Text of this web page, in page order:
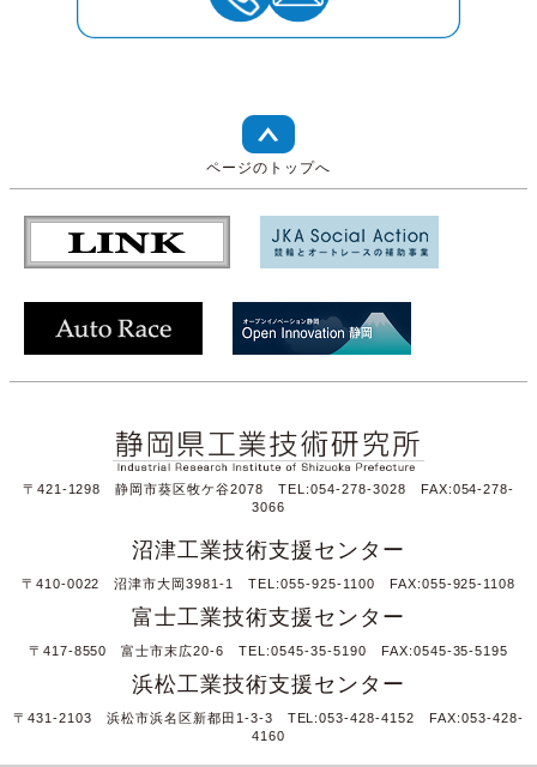
ページのトップへ
〒421-1298 静岡市葵区牧ケ谷2078 TEL:054-278-3028 FAX:054-278-
3066
沼津工業技術支援センター
〒410-0022 沼津市大岡3981-1 TEL:055-925-1100 FAX:055-925-1108
富士工業技術支援センター
〒417-8550 富士市末広20-6 TEL:0545-35-5190 FAX:0545-35-5195
浜松工業技術支援センター
〒431-2103 浜松市浜名区新都田1-3-3 TEL:053-428-4152 FAX:053-428-
4160